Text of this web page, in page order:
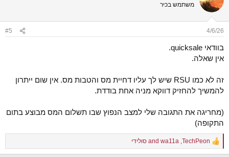
משתמש בכיר
4/6/26
#5
בוודאי quicksale.
אין שאלה.
זה לא כמו RSU שיש לך עליו דחיית מס והטבות מס. אין שום ייתרון
להמשיך להחזיק דווקא מניה אחת בודדת.
(מחריגה את התגובה שלי למצב הנפוץ שבו תשלום המס מבוצע בתום
התקופה)
R
e
TechPeon
,
wa11a סולידי